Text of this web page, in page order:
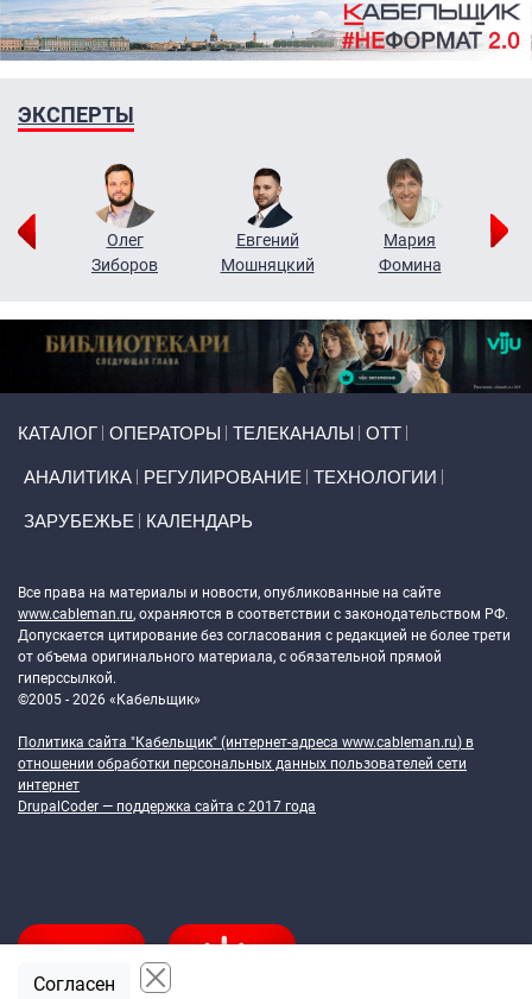
ЭКСПЕРТЫ
Олег
Зиборов
Евгений
Мошняцкий
Мария
Фомина
КАТАЛОГ ОПЕРАТОРЫ ТЕЛЕКАНАЛЫ ОТТ
АНАЛИТИКА РЕГУЛИРОВАНИЕ ТЕХНОЛОГИИ
ЗАРУБЕЖЬЕ КАЛЕНДАРЬ
Все права на материалы и новости, опубликованные на сайте
www.cableman.ru, охраняются в соответствии с законодательством РФ.
Допускается цитирование без согласования с редакцией не более трети
от объема оригинального материала, с обязательной прямой
гиперссылкой.
©2005 - 2026 «Кабельщик»
Политика сайта "Кабельщик" (интернет-адреса www.cableman.ru) в
отношении обработки персональных данных пользователей сети
интернет
DrupalCoder — поддержка сайта c 2017 года
Согласен